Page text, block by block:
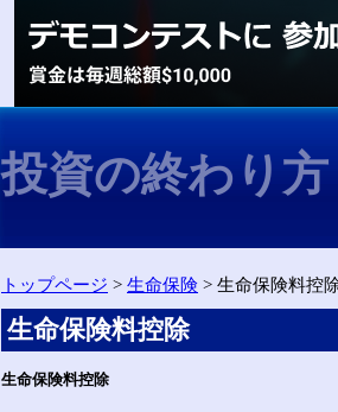
投資の終わり方
トップページ > 生命保険 > 生命保険料控
生命保険料控除
生命保険料控除